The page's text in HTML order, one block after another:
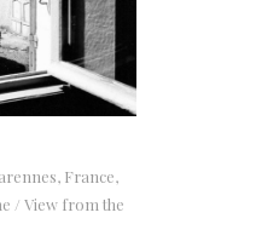
France,
/ View from the